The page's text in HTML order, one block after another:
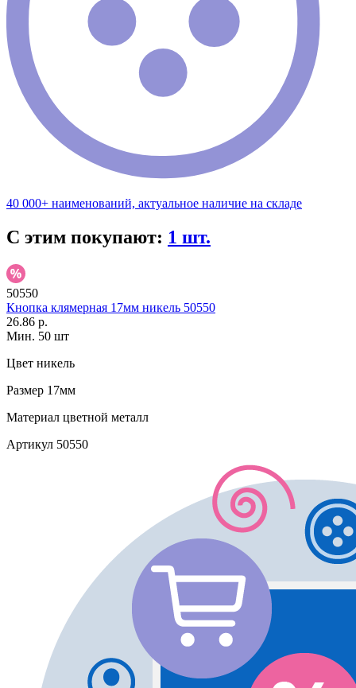
40 000+ наименований, актуальное наличие на складе
С этим покупают: 1 шт.
50550
Кнопка клямерная 17мм никель 50550
26.86 р.
Мин. 50 шт
Цвет никель
Размер 17мм
Материал цветной металл
Артикул 50550